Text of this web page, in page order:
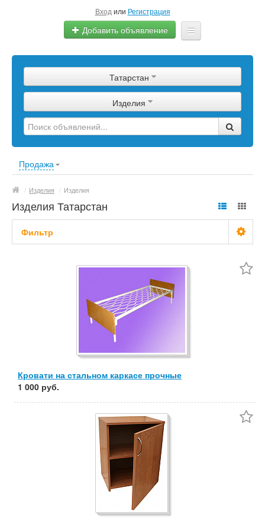
Вход или Регистрация
Добавить объявление
Сырье
Изделия
Оборудование
Татарстан
Изделия
Продажа
/ Изделия / Изделия
Изделия Татарстан
Фильтр
Применить
Кровати на стальном каркасе прочные
1 000 руб.